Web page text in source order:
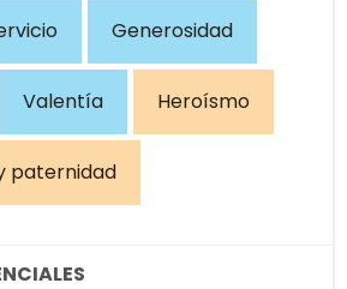
Generosidad
Valentía Heroísmo
paternidad